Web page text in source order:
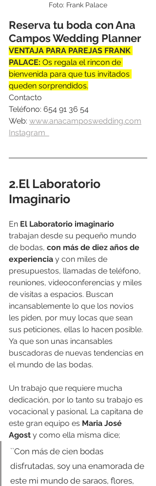
Foto: Frank Palace
Reserva tu boda con Ana
Campos Wedding Planner
VENTAJA PARA PAREJAS FRANK
PALACE: Os regala el rincon de
bienvenida para que tus invitados
queden sorprendidos.
Contacto
Teléfono: 654 91 36 54
Web: www.anacamposwedding.com
Instagram
2.El Laboratorio
Imaginario
En El Laboratorio imaginario
trabajan desde su pequeño mundo
de bodas, con más de diez años de
experiencia y con miles de
presupuestos, llamadas de teléfono,
reuniones, videoconferencias y miles
de visitas a espacios. Buscan
incansablemente lo que los novios
les piden, por muy locas que sean
sus peticiones, ellas lo hacen posible.
Ya que son unas incansables
buscadoras de nuevas tendencias en
el mundo de las bodas.
Un trabajo que requiere mucha
dedicación, por lo tanto su trabajo es
vocacional y pasional. La capitana de
este gran equipo es Maria José
Agost y como ella misma dice;
``Con más de cien bodas
disfrutadas, soy una enamorada de
este mi mundo de saraos, flores,